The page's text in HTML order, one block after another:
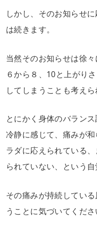
しかし、そのお知らせ
は続きます。
当然そのお知らせは徐
６から８、10と上がり
してしまうことも考えら
とにかく身体のバラン
冷静に感じて、痛みが
ラダに応えられている
られていない、という自
その痛みが持続してい
うことに気づいてくださ